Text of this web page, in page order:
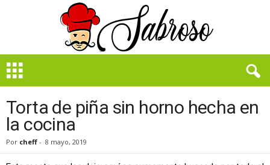
e
Torta de piña sin horno hecha en
la cocina
Por cheff - 8 mayo, 2019